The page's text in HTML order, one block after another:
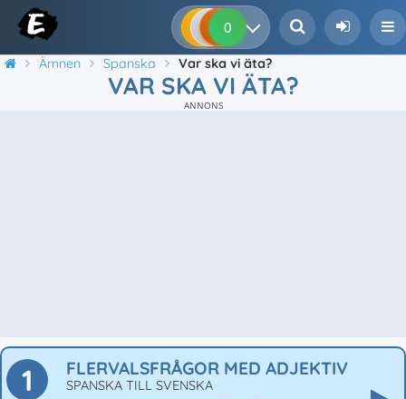
0 0 0
Ämnen Spanska Var ska vi äta?
VAR SKA VI ÄTA?
ANNONS
1 FLERVALSFRÅGOR MED ADJEKTIV
SPANSKA TILL SVENSKA